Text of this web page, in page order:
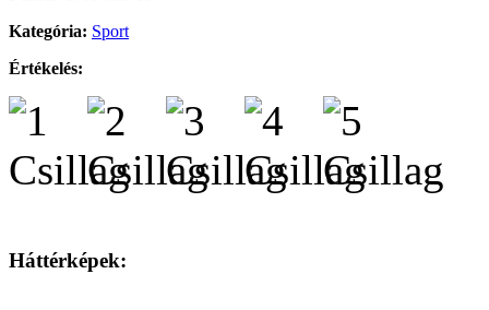
Kategória: Sport
Értékelés:
Háttérképek: